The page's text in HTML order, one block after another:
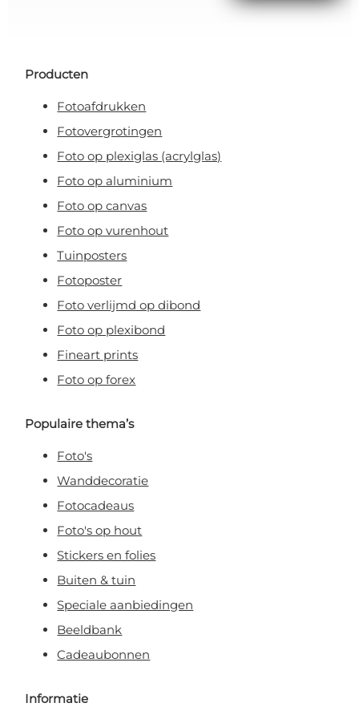
Producten
Fotoafdrukken
Fotovergrotingen
Foto op plexiglas (acrylglas)
Foto op aluminium
Foto op canvas
Foto op vurenhout
Tuinposters
Fotoposter
Foto verlijmd op dibond
Foto op plexibond
Fineart prints
Foto op forex
Populaire thema’s
Foto's
Wanddecoratie
Fotocadeaus
Foto's op hout
Stickers en folies
Buiten & tuin
Speciale aanbiedingen
Beeldbank
Cadeaubonnen
Informatie